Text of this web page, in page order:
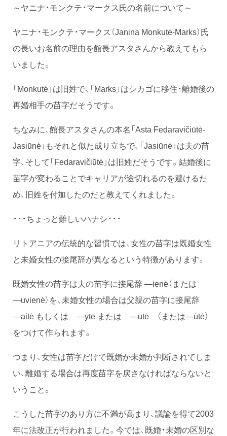
～ヤニナ・モンクテ・マークス氏の名前について～
ヤニナ・モンクテ・マークス（Janina Monkutė-Marks）氏
の長いお名前の理由を館長アスタさんから教えてもら
いました。
「Monkutė」は旧姓で、「Marks」はシカゴに移住・離婚後の
再婚相手の苗字だそうです。
ちなみに、館長アスタさんの本名「Asta Fedaravičiūtė-
Jasiūnė」もそれと似た成り立ちで、「Jasiūnė」は夫の苗
字、そして「Fedaravičiūtė」は旧姓だそうです。結婚後に
苗字が変わることでキャリアが途切れるのを避けるた
め、旧姓を付加したのだと教えてくれました。
・・・ちょっと難しいハナシ・・・
リトアニアの伝統的な習慣では、女性の苗字は既婚女性
と未婚女性の接尾辞が異なるという特徴があります。
既婚女性の苗字は夫の苗字に接尾辞 ―ienė（または
―uvienė）を、未婚女性の場合は父親の苗字に接尾辞
―aitė もしくは ―ytė または ―utė （または―ūtė）
をつけて作られます。
つまり、女性は苗字だけで既婚か未婚か判断されてしま
い、離婚する場合は再度苗字を戻さなければならないと
いうこと。
こうした苗字のあり方に不満が高まり、議論を得て2003
年に法改正が行われました。今では、既婚・未婚の区別な